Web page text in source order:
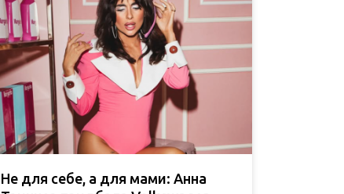
Не для себе, а для мами: Анна